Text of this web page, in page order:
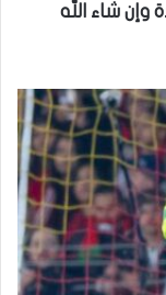
وإن شاء الله